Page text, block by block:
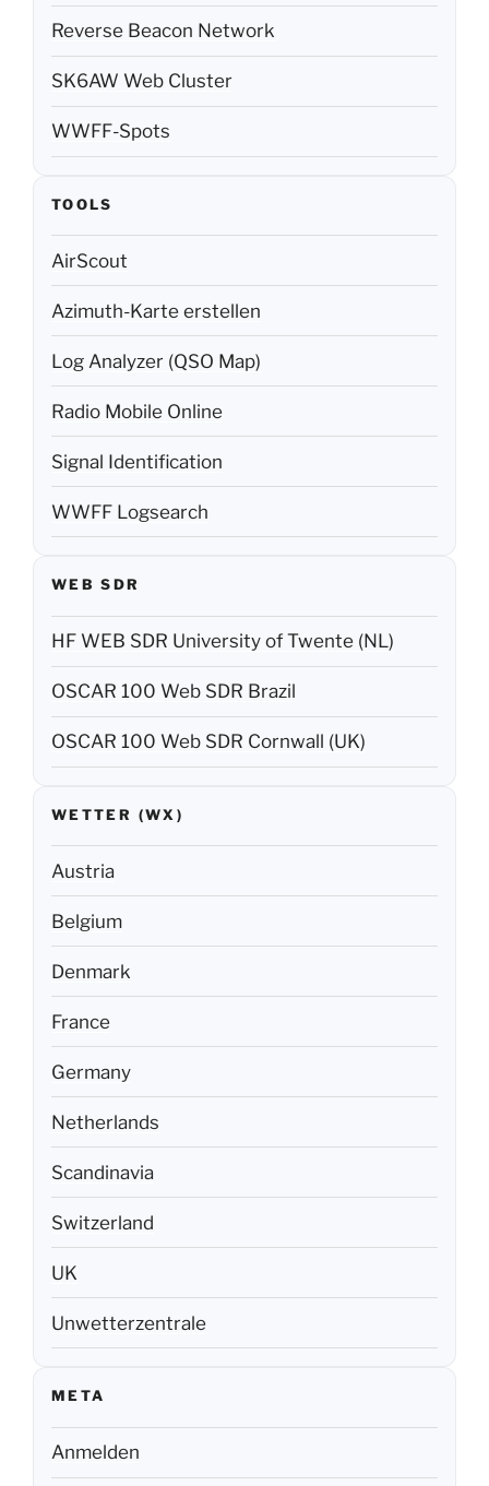
Reverse Beacon Network
SK6AW Web Cluster
WWFF-Spots
TOOLS
AirScout
Azimuth-Karte erstellen
Log Analyzer (QSO Map)
Radio Mobile Online
Signal Identification
WWFF Logsearch
WEB SDR
HF WEB SDR University of Twente (NL)
OSCAR 100 Web SDR Brazil
OSCAR 100 Web SDR Cornwall (UK)
WETTER (WX)
Austria
Belgium
Denmark
France
Germany
Netherlands
Scandinavia
Switzerland
UK
Unwetterzentrale
META
Anmelden